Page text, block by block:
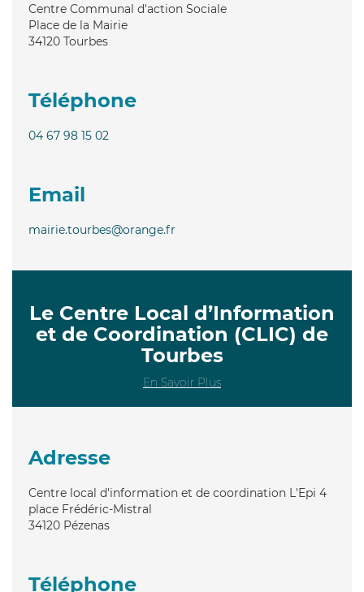
Centre Communal d'action Sociale
Place de la Mairie
34120 Tourbes
Téléphone
04 67 98 15 02
Email
mairie.tourbes@orange.fr
Le Centre Local d’Information
et de Coordination (CLIC) de
Tourbes
En Savoir Plus
Adresse
Centre local d'information et de coordination L'Epi 4
place Frédéric-Mistral
34120 Pézenas
Téléphone